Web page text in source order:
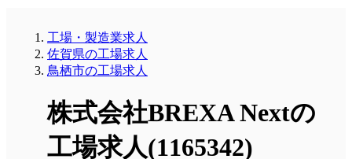
工場・製造業求人
佐賀県の工場求人
鳥栖市の工場求人
株式会社BREXA Nextの
工場求人(1165342)